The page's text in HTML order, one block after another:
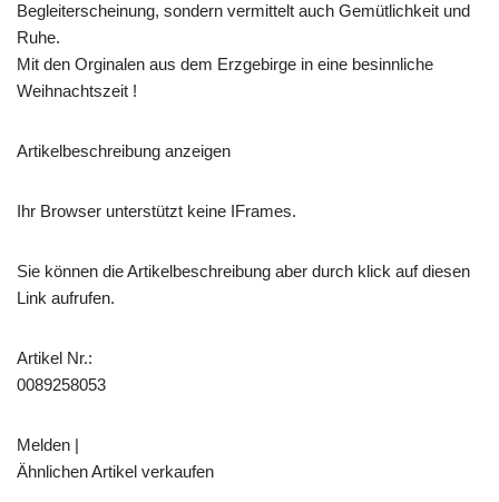
Begleiterscheinung, sondern vermittelt auch Gemütlichkeit und
Ruhe.
Mit den Orginalen aus dem Erzgebirge in eine besinnliche
Weihnachtszeit !
Artikelbeschreibung anzeigen
Ihr Browser unterstützt keine IFrames.
Sie können die Artikelbeschreibung aber durch klick auf diesen
Link aufrufen.
Artikel Nr.:
0089258053
Melden |
Ähnlichen Artikel verkaufen